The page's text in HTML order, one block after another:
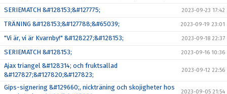
SERIEMATCH &#128153;&#127775; 2023-09-23 17:42
TRÄNING &#128153;&#127788;&#65039; 2023-09-19 23:01
"Vi är, vi är Kvarnby!" &#128227;&#128153; 2023-09-18 22:37
SERIEMATCH &#128153; 2023-09-16 10:36
Ajax triangel &#128314; och fruktsallad
&#127827;&#127820;&#127823;
2023-09-12 22:56
Gips-signering &#129660;, nickträning och skojigheter hos
2023-09-05 21:54